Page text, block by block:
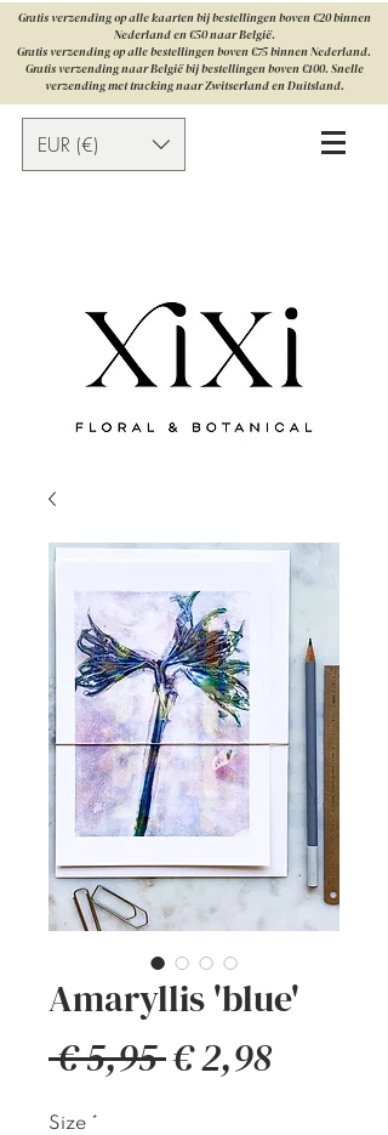
Gratis verzending op alle kaarten bij bestellingen boven €20 binnen
Nederland en €50 naar België.
Gratis verzending op alle bestellingen boven €75 binnen Nederland.
Gratis verzending naar België bij bestellingen boven €100. Snelle
verzending met tracking naar Zwitserland en Duitsland.
EUR (€)
Amaryllis 'blue'
€ 5,95 Normale
€ 2,98
Size *